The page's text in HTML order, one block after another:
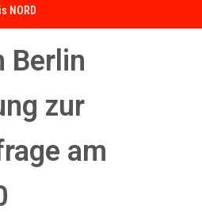
NORD
Berlin
zur
am